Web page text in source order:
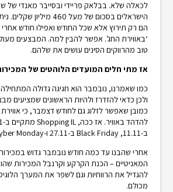
הישראלים בסכום של מעל 460
הם רק תירוץ אלא שכל החודש ואפילו חודש אחרי
‘באווירת החג’. אפשר להבין למה. המבצעים
טוב מהרווקים הסינים עושים את שלהם.
אז מתי חלים המועדים הלוהטים של
כמו שאמרנו, נובמבר הוא חגיגה גדולה
ולכן כדאי להזדרז ולהיות הראשונים שמציעים
כמובן שאפשר לזלוג גם לחודש דצמבר, כי
ב-11.11, Black Friday ב-27.11 ו-Cyber Monday ב-30.11.
אחרי שהבנו עד כמה חודש נובמבר גדוש
המאניטיים – הכנת הקרקע וקרנבל המכירות
להגדיל את הרווחיות וגם לשפר את המערך
מכולם.